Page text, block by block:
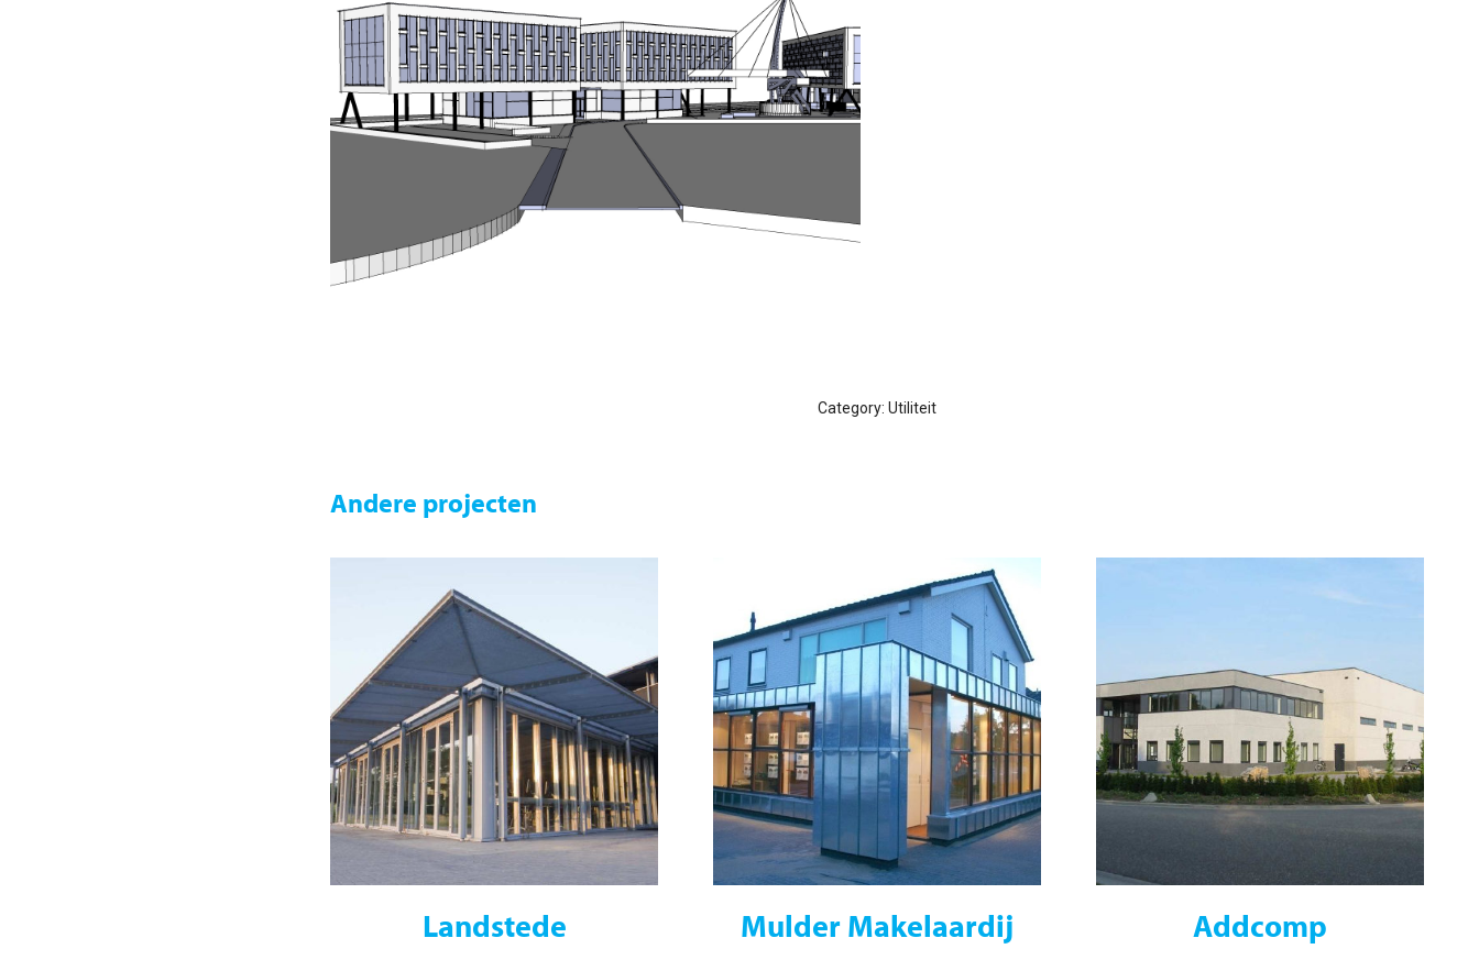
Category: Utiliteit
Andere projecten
Landstede Mulder Makelaardij Addcomp